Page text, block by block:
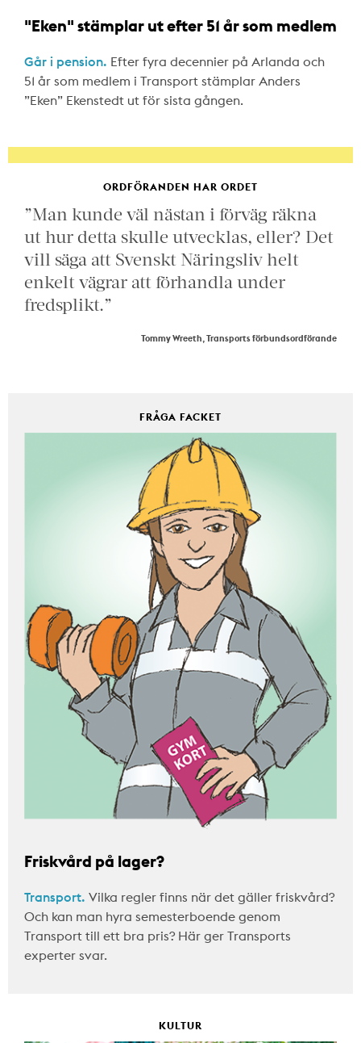
"Eken" stämplar ut efter 51 år som medlem
Går i pension. Efter fyra decennier på Arlanda och
51 år som medlem i Transport stämplar Anders
”Eken” Ekenstedt ut för sista gången.
ORDFÖRANDEN HAR ORDET
”Man kunde väl nästan i förväg räkna
ut hur detta skulle utvecklas, eller? Det
vill säga att Svenskt Näringsliv helt
enkelt vägrar att förhandla under
fredsplikt.”
Tommy Wreeth, Transports förbundsordförande
FRÅGA FACKET
Friskvård på lager?
Transport. Vilka regler finns när det gäller friskvård?
Och kan man hyra semesterboende genom
Transport till ett bra pris? Här ger Transports
experter svar.
KULTUR